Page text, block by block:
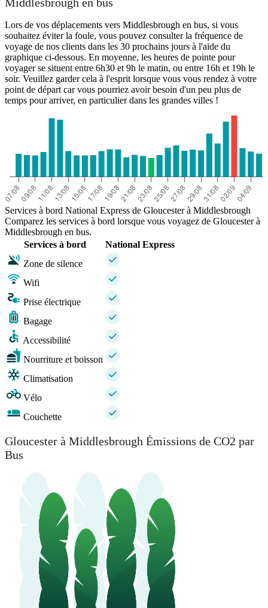
Middlesbrough en bus
Lors de vos déplacements vers Middlesbrough en bus, si vous
souhaitez éviter la foule, vous pouvez consulter la fréquence de
voyage de nos clients dans les 30 prochains jours à l'aide du
graphique ci-dessous. En moyenne, les heures de pointe pour
voyager se situent entre 6h30 et 9h le matin, ou entre 16h et 19h le
soir. Veuillez garder cela à l'esprit lorsque vous vous rendez à votre
point de départ car vous pourriez avoir besoin d'un peu plus de
temps pour arriver, en particulier dans les grandes villes !
Services à bord National Express de Gloucester à Middlesbrough
Comparez les services à bord lorsque vous voyagez de Gloucester à
Middlesbrough en bus.
Services à bord
National Express
Zone de silence
Wifi
Prise électrique
Bagage
Accessibilité
Nourriture et boisson
Climatisation
Vélo
Couchette
Gloucester à Middlesbrough Émissions de CO2 par
Bus